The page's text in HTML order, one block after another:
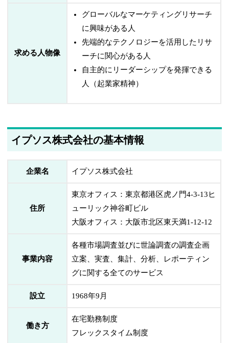
求める人物像
グローバルなマーケティングリサーチ
に興味がある人
先端的なテクノロジーを活用したリサ
ーチに関心がある人
自主的にリーダーシップを発揮できる
人（起業家精神）
イプソス株式会社の基本情報
企業名 イプソス株式会社
住所
東京オフィス：東京都港区虎ノ門4-3-13ヒ
ューリック神谷町ビル
大阪オフィス：大阪市北区東天満1-12-12
事業内容
各種市場調査並びに世論調査の調査企画
立案、実査、集計、分析、レポーティン
グに関する全てのサービス
設立 1968年9月
働き方
在宅勤務制度
フレックスタイム制度